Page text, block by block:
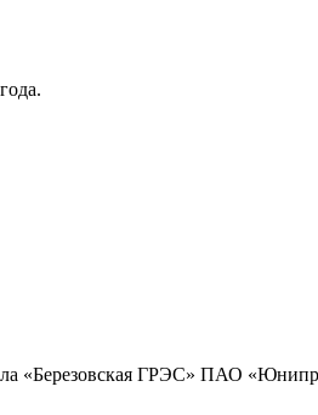
«Березовская ГРЭС» ПАО